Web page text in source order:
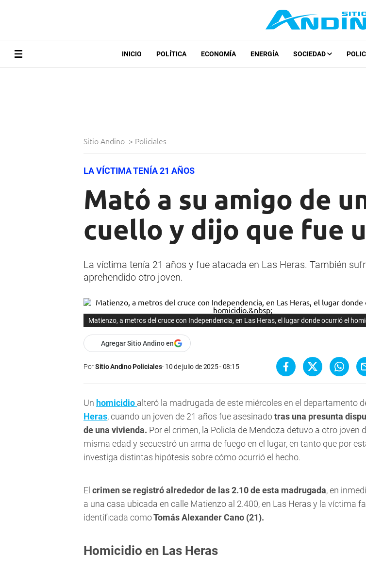
INICIO POLÍTICA ECONOMÍA ENERGÍA SOCIEDAD
Sitio Andino > Policiales
LA VÍCTIMA TENÍA 21 AÑOS
Mató a su amigo de
cuello y dijo que fue
La víctima tenía 21 años y fue atacada en Las Heras. También
aprehendido otro joven.
Matienzo, a metros del cruce con Independencia, en Las Heras, el lugar donde ocurrió el
Agregar Sitio Andino en
PorSitio Andino Policiales 10 de julio de 2025 - 08:15
Un homicidio alteró la madrugada de este miércoles en el departamento
Heras, cuando un joven de 21 años fue asesinadotras una presunta
de una vivienda. Por el crimen, la Policía de Mendoza detuvo a otro joven
misma edad y secuestró un arma de fuego en el lugar, en tanto que por
investiga distintas hipótesis sobre cómo ocurrió el hecho.
El crimen se registró alrededor de las 2.10 de esta madrugada, en
a una casa ubicada en calle Matienzo al 2.400, en Las Heras y la víctima
identificada comoTomás Alexander Cano (21).
Homicidio en Las Heras